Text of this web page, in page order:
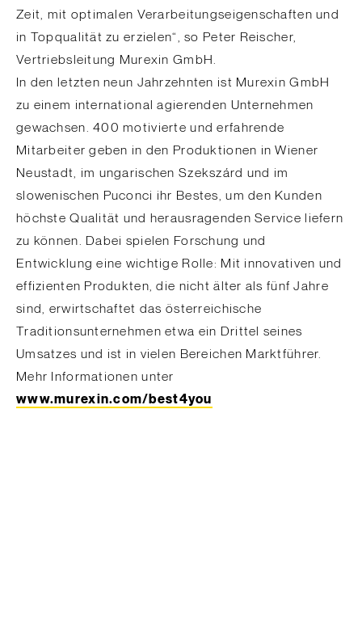
Zeit, mit optimalen Verarbeitungseigenschaften und
in Topqualität zu erzielen“, so Peter Reischer,
Vertriebsleitung Murexin GmbH.
In den letzten neun Jahrzehnten ist Murexin GmbH
zu einem international agierenden Unternehmen
gewachsen. 400 motivierte und erfahrende
Mitarbeiter geben in den Produktionen in Wiener
Neustadt, im ungarischen Szekszárd und im
slowenischen Puconci ihr Bestes, um den Kunden
höchste Qualität und herausragenden Service liefern
zu können. Dabei spielen Forschung und
Entwicklung eine wichtige Rolle: Mit innovativen und
effizienten Produkten, die nicht älter als fünf Jahre
sind, erwirtschaftet das österreichische
Traditionsunternehmen etwa ein Drittel seines
Umsatzes und ist in vielen Bereichen Marktführer.
Mehr Informationen unter
www.murexin.com/best4you